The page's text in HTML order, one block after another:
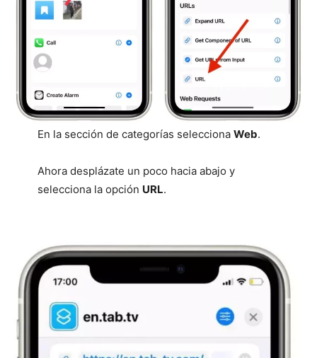
En la sección de categorías selecciona Web.
Ahora desplázate un poco hacia abajo y
selecciona la opción URL.